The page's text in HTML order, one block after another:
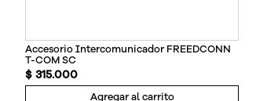
Accesorio Intercomunicador FREEDCONN
T-COM SC
$ 315.000
Agregar al carrito